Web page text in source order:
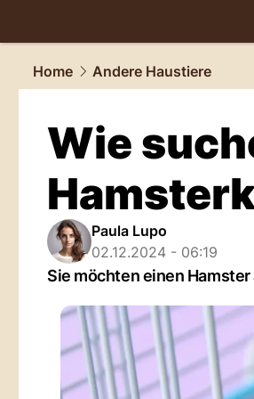
Home
Andere Haustiere
Wie
Paula Lupo
02.12.2024 - 06:19
Sie möchten einen